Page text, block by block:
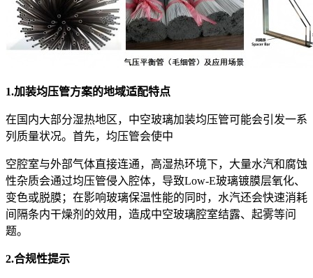
1.加装均压管方案的地域适配特点
在国内大部分湿热地区，中空玻璃加装均压管可能会引发一系
列质量状况。首先，均压管会使中
空腔室与外部气体直接连通，高湿热环境下，大量水汽和腐蚀
性杂质会通过均压管侵入腔体，导致Low-E玻璃镀膜层氧化、
变色或脱膜；在影响玻璃保温性能的同时，水汽还会快速消耗
间隔条内干燥剂的效用，造成中空玻璃腔室结露、起雾等问
题。
2.合规性提示